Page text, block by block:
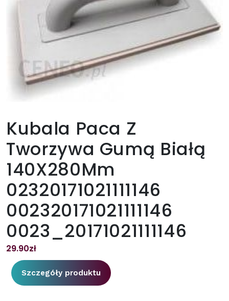
Kubala Paca Z
Tworzywa Gumą Białą
140X280Mm
02320171021111146
002320171021111146
0023_20171021111146
29.90zł
Szczegóły produktu